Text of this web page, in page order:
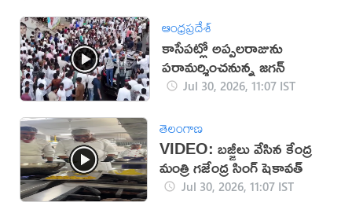
ఆంధ్రప్రదేశ్
కాసేపట్లో అప్పలరాజును
పరామర్శించనున్న జగన్
Jul 30, 2026, 11:07 IST
తెలంగాణ
VIDEO: బజ్జీలు వేసిన కేంద్ర
మంత్రి గజేంద్ర సింగ్ షెకావత్
Jul 30, 2026, 11:07 IST